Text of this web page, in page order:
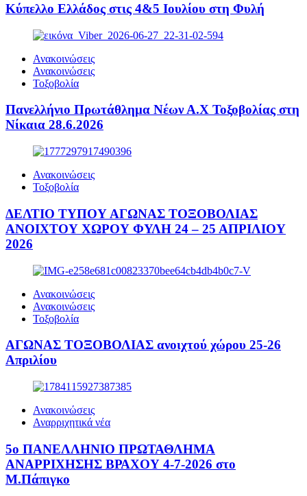
Κύπελλο Ελλάδος στις 4&5 Ιουλίου στη Φυλή
Ανακοινώσεις
Ανακοινώσεις
Τοξοβολία
Πανελλήνιο Πρωτάθλημα Νέων Α.Χ Τοξοβολίας στη
Νίκαια 28.6.2026
Ανακοινώσεις
Τοξοβολία
ΔΕΛΤΙΟ ΤΥΠΟΥ ΑΓΩΝΑΣ ΤΟΞΟΒΟΛΙΑΣ
ΑΝΟΙΧΤΟΥ ΧΩΡΟΥ ΦΥΛΗ 24 – 25 ΑΠΡΙΛΙΟΥ
2026
Ανακοινώσεις
Ανακοινώσεις
Τοξοβολία
ΑΓΩΝΑΣ ΤΟΞΟΒΟΛΙΑΣ ανοιχτού χώρου 25-26
Απριλίου
Ανακοινώσεις
Αναρριχητικά νέα
5ο ΠΑΝΕΛΛΗΝΙΟ ΠΡΩΤΑΘΛΗΜΑ
ΑΝΑΡΡΙΧΗΣΗΣ ΒΡΑΧΟΥ 4-7-2026 στο
Μ.Πάπιγκο